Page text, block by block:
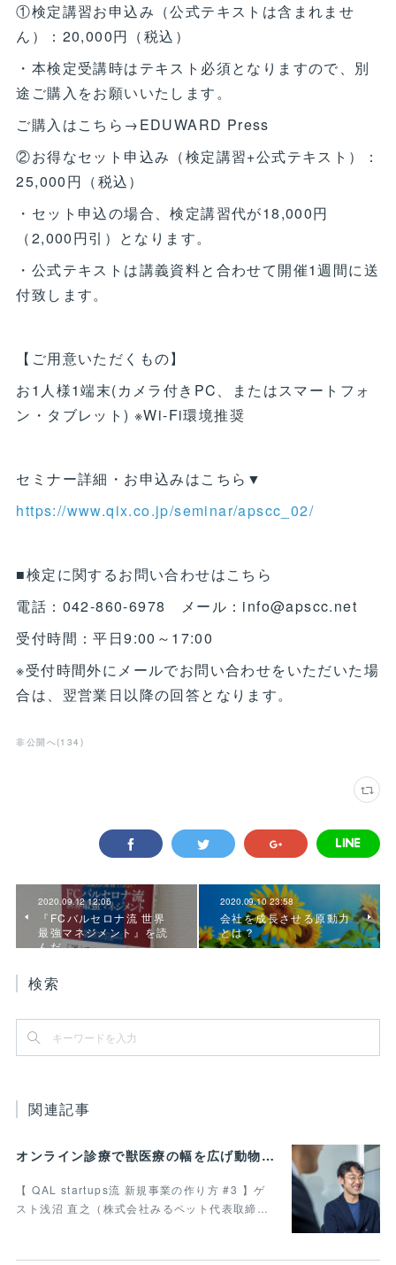
①検定講習お申込み（公式テキストは含まれませ
ん）：20,000円（税込）
・本検定受講時はテキスト必須となりますので、別
途ご購入をお願いいたします。
ご購入はこちら→EDUWARD Press
②お得なセット申込み（検定講習+公式テキスト）：
25,000円（税込）
・セット申込の場合、検定講習代が18,000円
（2,000円引）となります。
・公式テキストは講義資料と合わせて開催1週間に送
付致します。
【ご用意いただくもの】
お1人様1端末(カメラ付きPC、またはスマートフォ
ン・タブレット) ※Wi-Fi環境推奨
セミナー詳細・お申込みはこちら▼
https://www.qix.co.jp/seminar/apscc_02/
■検定に関するお問い合わせはこちら
電話：042-860-6978 メール：info@apscc.net
受付時間：平日9:00～17:00
※受付時間外にメールでお問い合わせをいただいた場
合は、翌営業日以降の回答となります。
非公開へ(134 )
2020.09.12 12:06
『FCバルセロナ流 世界
最強マネジメント』を読
んだ
2020.09.10 23:58
会社を成長させる原動力
とは？
検索
関連記事
オンライン診療で獣医療の幅を広げ動物病院の業務効率化を叶えたい 最終回
【 QAL startups流 新規事業の作り方 #3 】ゲ
スト浅沼 直之（株式会社みるペット代表取締…